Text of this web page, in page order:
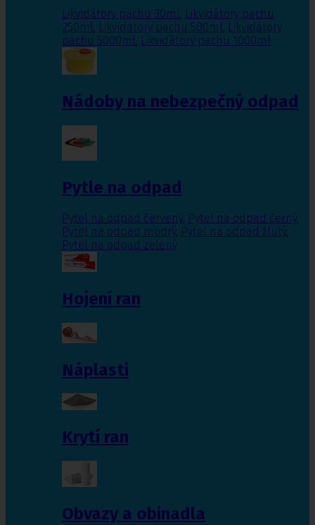
Likvidátory pachu 30ml, Likvidátory pachu
250ml, Likvidátory pachu 500ml, Likvidátory
pachu 5000ml, Likvidátory pachu 1000ml
Nádoby na nebezpečný odpad
Pytle na odpad
Pytel na odpad červený, Pytel na odpad černý,
Pytel na odpad modrý, Pytel na odpad žlutý,
Pytel na odpad zelený
Hojení ran
Náplasti
Krytí ran
Obvazy a obinadla